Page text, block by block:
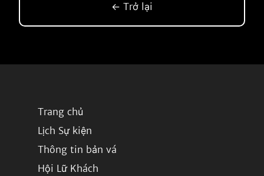
← Trở lại
Trang chủ
Lịch Sự kiện
Thông tin bản vá
Hội Lữ Khách